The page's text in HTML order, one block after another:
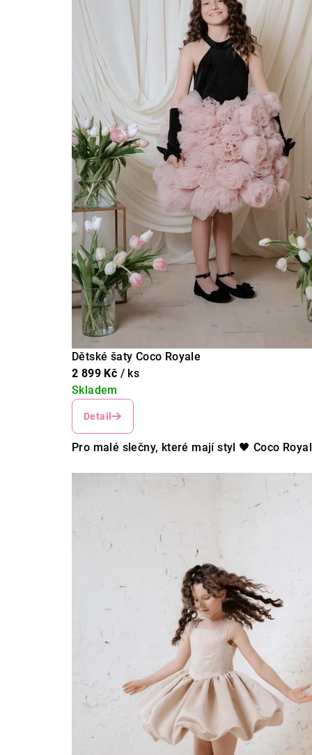
Dětské šaty Coco Royale
2 899 Kč / ks
Skladem
Detail
Pro malé slečny, které mají styl 🖤 Coco